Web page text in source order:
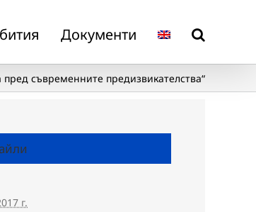
Документи
съвременните предизвикателства“
г.